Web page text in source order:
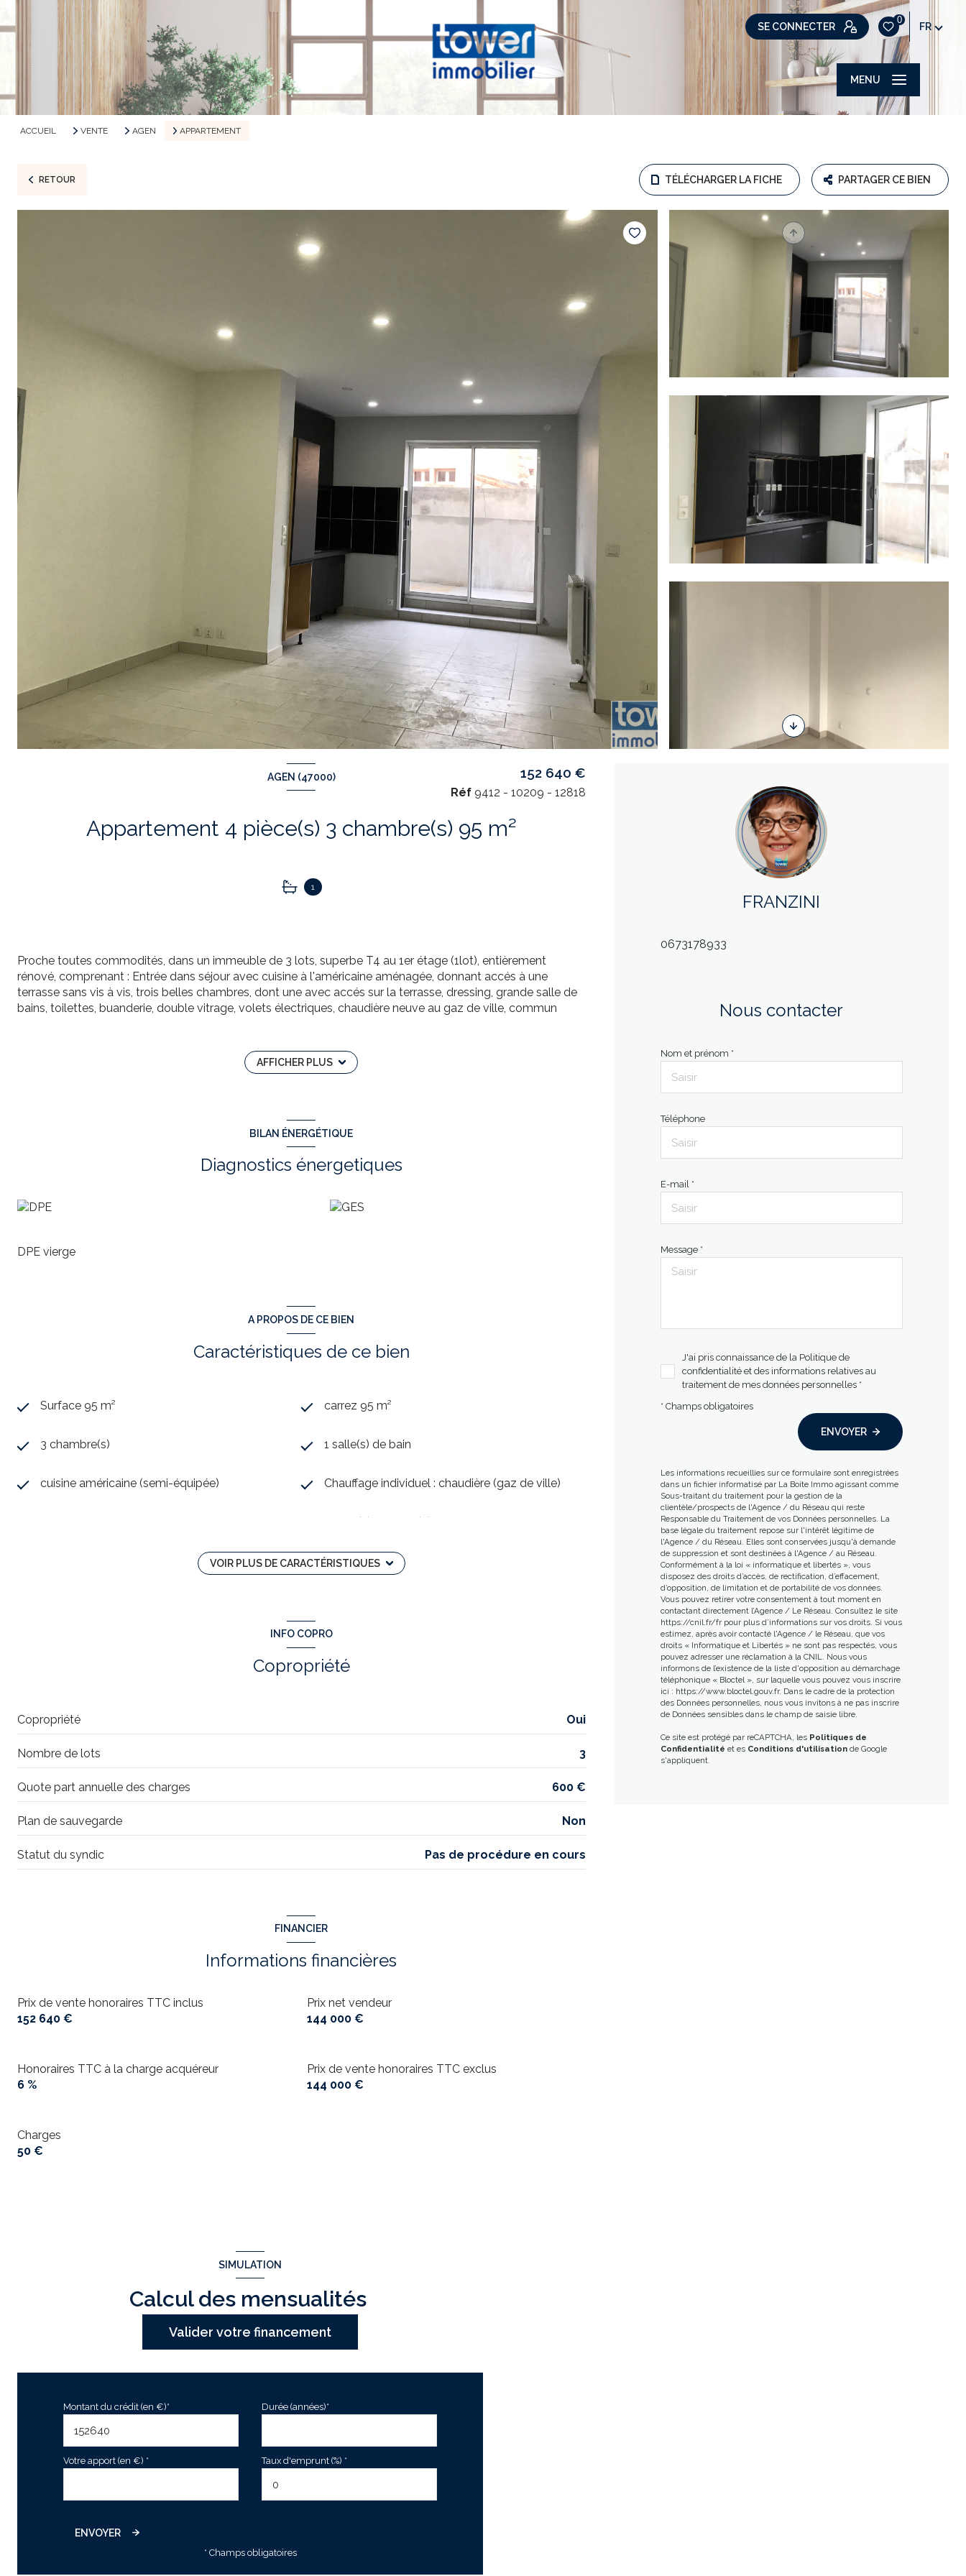
SE CONNECTER
0
FR
MENU
ACCUEIL VENTE AGEN APPARTEMENT
RETOUR TÉLÉCHARGER LA FICHE PARTAGER CE BIEN
AGEN (47000)
Appartement 4 pièce(s) 3 chambre(s) 95 m²
1
152 640 €
Réf 9412 - 10209 - 12818
Proche toutes commodités, dans un immeuble de 3 lots, superbe T4 au 1er étage (1lot), entièrement
rénové, comprenant : Entrée dans séjour avec cuisine à l'américaine aménagée, donnant accés à une
terrasse sans vis à vis, trois belles chambres, dont une avec accés sur la terrasse, dressing, grande salle de
bains, toilettes, buanderie, double vitrage, volets électriques, chaudière neuve au gaz de ville, commun
VENEZ VISITER AVEC Sylvie FRANZINI DE L AGENCE TOWER IMMOBILIER au 06 73 17 89 33 ou
sylvie.franzini@tower-immobilier.fr. Annonce rédigée sous la responsabilité éditoriale de Sylvie FRANZINI -
AFFICHER PLUS
BILAN ÉNERGÉTIQUE
Diagnostics énergetiques
DPE vierge
A PROPOS DE CE BIEN
Caractéristiques de ce bien
Surface 95 m² carrez 95 m²
3 chambre(s) 1 salle(s) de bain
cuisine américaine (semi-équipée) Chauffage individuel : chaudière (gaz de ville)
2 côté(s) mitoyen(s)
1er étage
VOIR PLUS DE CARACTÉRISTIQUES
INFO COPRO
Copropriété
Copropriété Oui
Nombre de lots 3
Quote part annuelle des charges 600 €
Plan de sauvegarde Non
Statut du syndic Pas de procédure en cours
FINANCIER
Informations financières
Prix de vente honoraires TTC inclus
152 640 €
Prix net vendeur
144 000 €
Prix de vente honoraires TTC exclus
144 000 €
Honoraires TTC à la charge acquéreur
6 %
Charges
50 €
FRANZINI
0673178933
Nous contacter
Nom et prénom *
Téléphone
E-mail *
Message *
J'ai pris connaissance de la Politique de
confidentialité et des informations relatives au
traitement de mes données personnelles *
* Champs obligatoires
ENVOYER
Les informations recueillies sur ce formulaire sont enregistrées
dans un fichier informatisé par La Boite Immo agissant comme
Sous-traitant du traitement pour la gestion de la
clientèle/prospects de l'Agence / du Réseau qui reste
Responsable du Traitement de vos Données personnelles. La
base légale du traitement repose sur l'intérêt légitime de
l'Agence / du Réseau. Elles sont conservées jusqu'à demande
de suppression et sont destinées à l'Agence / au Réseau.
Conformément à la loi « informatique et libertés », vous
disposez des droits d’accès, de rectification, d’effacement,
d’opposition, de limitation et de portabilité de vos données.
Vous pouvez retirer votre consentement à tout moment en
contactant directement l’Agence / Le Réseau. Consultez le site
https://cnil.fr/frpour plus d’informations sur vos droits. Si vous
estimez, après avoir contacté l'Agence / le Réseau, que vos
droits « Informatique et Libertés » ne sont pas respectés, vous
pouvez adresser une réclamation à la CNIL. Nous vous
informons de l’existence de la liste d'opposition au démarchage
téléphonique « Bloctel », sur laquelle vous pouvez vous inscrire
ici : https://www.bloctel.gouv.fr. Dans le cadre de la protection
des Données personnelles, nous vous invitons à ne pas inscrire
de Données sensibles dans le champ de saisie libre.
Ce site est protégé par reCAPTCHA, les Politiques de
Confidentialité et es Conditions d'utilisationde Google
s'appliquent.
SIMULATION
Calcul des mensualités
Valider votre financement
Montant du crédit (en €)* Durée (années)*
Votre apport (en €) * Taux d'emprunt (%) *
ENVOYER
* Champs obligatoires